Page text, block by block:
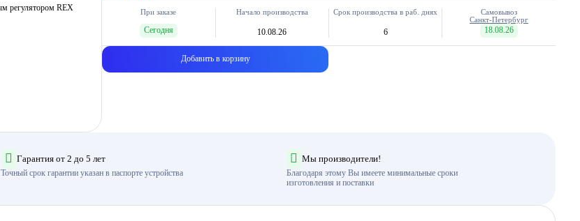
При заказе
Сегодня
Начало производства
10.08.26
Срок производства в раб. днях
6
Самовывоз
Санкт-Петербург
18.08.26
Добавить в корзину
Гарантия от 2 до 5 лет
Точный срок гарантии указан в паспорте устройства
Мы производители!
Благодаря этому Вы имеете минимальные сроки
изготовления и поставки